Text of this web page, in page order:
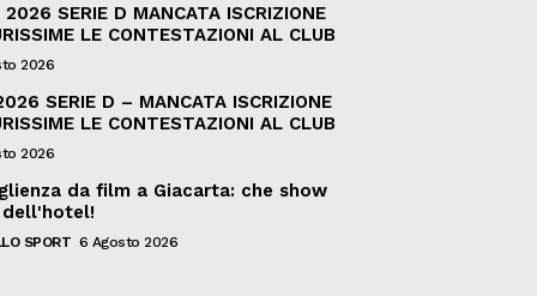
SERIE D MANCATA ISCRIZIONE
LE CONTESTAZIONI AL CLUB
2026
SERIE D – MANCATA ISCRIZIONE
LE CONTESTAZIONI AL CLUB
2026
da film a Giacarta: che show
SPORT 6 Agosto 2026